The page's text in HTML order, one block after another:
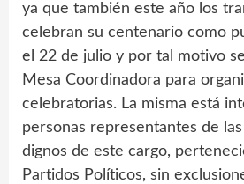
ya que también este año los
celebran su centenario como
el 22 de julio y por tal motivo
Mesa Coordinadora para
celebratorias. La misma está
personas representantes de
dignos de este cargo,
Partidos Políticos, sin